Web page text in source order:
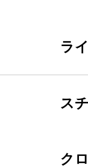
ラ
ス
ク